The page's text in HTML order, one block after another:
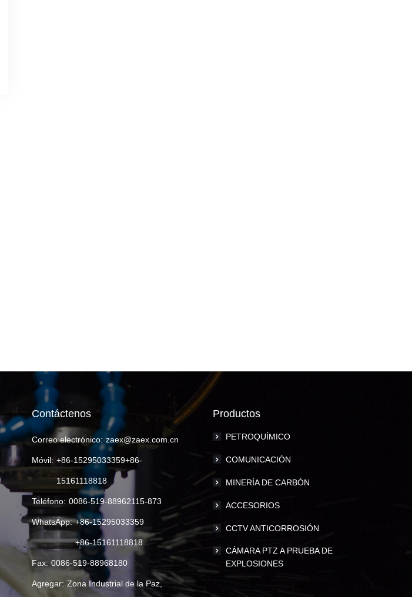
Contáctenos
Correo electrónico: zaex@zaex.com.cn
Móvil: +86-15295033359+86-
15161118818
Teléfono: 0086-519-88962115-873
WhatsApp: +86-15295033359
+86-15161118818
Fax: 0086-519-88968180
Agregar: Zona Industrial de la Paz,
Productos
PETROQUÍMICO
COMUNICACIÓN
MINERÍA DE CARBÓN
ACCESORIOS
CCTV ANTICORROSIÓN
CÁMARA PTZ A PRUEBA DE
EXPLOSIONES